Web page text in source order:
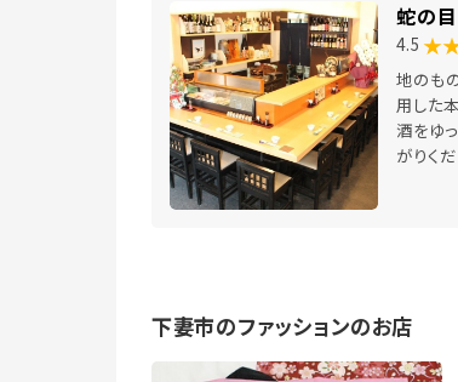
蛇の
4.5
地のも
用した
酒をゆ
がりくだ
下妻市のファッションのお店